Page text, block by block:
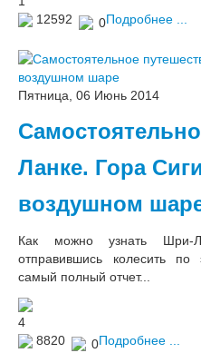
12592
0Подробнее ...
Пятница, 06 Июнь 2014
Ланке. Гора
воздушном
Как можно узнать Шри-
отправившись колесить по
самый полный отчет...
4
8820
0Подробнее ...